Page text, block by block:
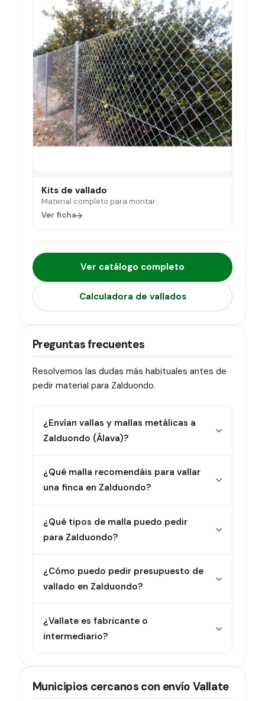
Kits de vallado
Material completo para montar.
Ver ficha
Ver catálogo completo
Calculadora de vallados
Preguntas frecuentes
Resolvemos las dudas más habituales antes de
pedir material para Zalduondo.
¿Envían vallas y mallas metálicas a
Zalduondo (Álava)?
¿Qué malla recomendáis para vallar
una finca en Zalduondo?
¿Qué tipos de malla puedo pedir
para Zalduondo?
¿Cómo puedo pedir presupuesto de
vallado en Zalduondo?
¿Vallate es fabricante o
intermediario?
Municipios cercanos con envío Vallate